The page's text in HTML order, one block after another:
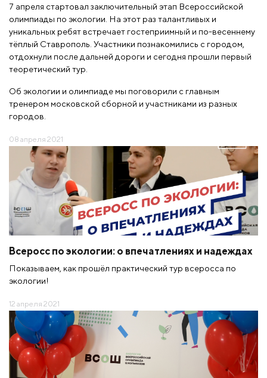
7 апреля стартовал заключительный этап Всероссийской
олимпиады по экологии. На этот раз талантливых и
уникальных ребят встречает гостеприимный и по-весеннему
тёплый Ставрополь. Участники познакомились с городом,
отдохнули после дальней дороги и сегодня прошли первый
теоретический тур.
Об экологии и олимпиаде мы поговорили с главным
тренером московской сборной и участниками из разных
городов.
08 апреля 2021
Всеросс по экологии: о впечатлениях и надеждах
Показываем, как прошёл практический тур всеросса по
экологии!
12 апреля 2021